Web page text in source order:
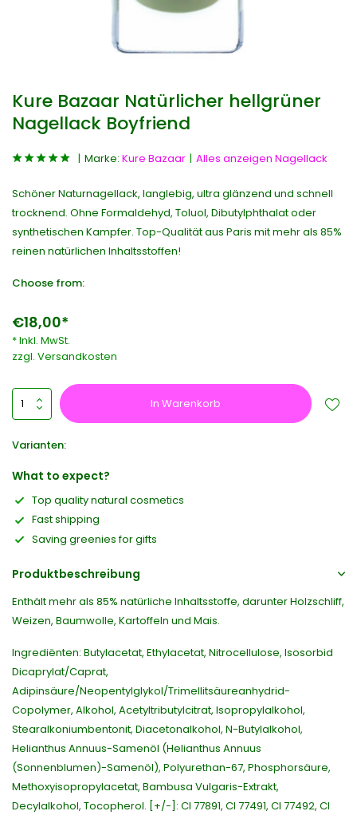
Kure Bazaar Natürlicher hellgrüner
Nagellack Boyfriend
Marke: Kure Bazaar Alles anzeigen Nagellack
Schöner Naturnagellack, langlebig, ultra glänzend und schnell
trocknend. Ohne Formaldehyd, Toluol, Dibutylphthalat oder
synthetischen Kampfer. Top-Qualität aus Paris mit mehr als 85%
reinen natürlichen Inhaltsstoffen!
Choose from:
€18,00*
* Inkl. MwSt.
zzgl. Versandkosten
In Warenkorb
Varianten:
What to expect?
Top quality natural cosmetics
Fast shipping
Saving greenies for gifts
Produktbeschreibung
Enthält mehr als 85% natürliche Inhaltsstoffe, darunter Holzschliff,
Weizen, Baumwolle, Kartoffeln und Mais.
Ingrediënten: Butylacetat, Ethylacetat, Nitrocellulose, Isosorbid
Dicaprylat/Caprat,
Adipinsäure/Neopentylglykol/Trimellitsäureanhydrid-
Copolymer, Alkohol, Acetyltributylcitrat, Isopropylalkohol,
Stearalkoniumbentonit, Diacetonalkohol, N-Butylalkohol,
Helianthus Annuus-Samenöl (Helianthus Annuus
(Sonnenblumen)-Samenöl), Polyurethan-67, Phosphorsäure,
Methoxyisopropylacetat, Bambusa Vulgaris-Extrakt,
Decylalkohol, Tocopherol. [+/-]: CI 77891, CI 77491, CI 77492, CI